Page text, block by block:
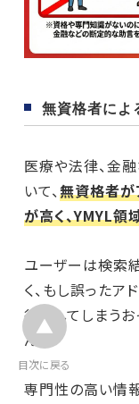
無資格者によ
医療や法律、金
いて、無資格者が
が高く、YMYL
ユーザーは検索
く、もし誤った
行動してしまう
ん。
専門性の高い情
目次に戻る